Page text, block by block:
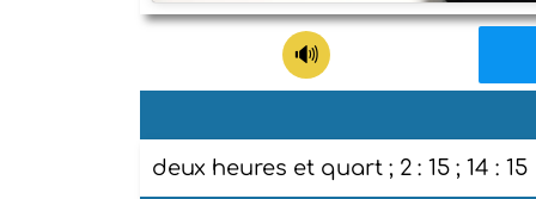
deux heures et quart ; 2 : 15 ; 14 : 15